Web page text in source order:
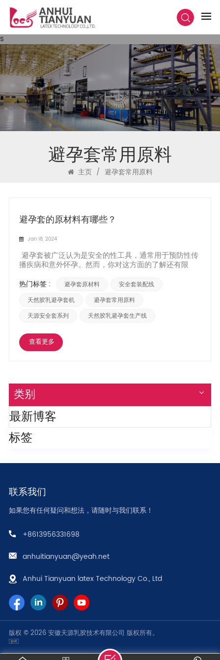
s
避孕套常用原料
主页 / 避孕套常用原料
避孕套的原材料有哪些？
Jan 18, 2024
避孕套被广泛认为是安全的性工具，通常用于预防性传
播疾病和意外怀孕。然而，你对这方面的了解还有限
其对于保护性行为的重要性。避孕套是一种外用避孕工
从而防止意外怀孕和性病传播。以下是一些常见的避孕
套原材...
热门标签 : 避孕套原材料 安全套装配线
天然胶乳避孕套机 避孕套常用原料
天源安全套系列 天然胶乳避孕套生产线
查看更多
类别
最新博客
标签
联系我们
如果您有任何疑问和想法，请随时与我们联系！
+8613956331698
anhuitianyuan@yeah.net
Anhui Tianyuan latex Technology Co., Ltd
版权 © 2026 安徽天源乳胶技术有限公司 版权所有。